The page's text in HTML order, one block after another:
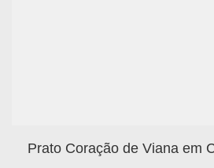
Prato Coração de Viana em